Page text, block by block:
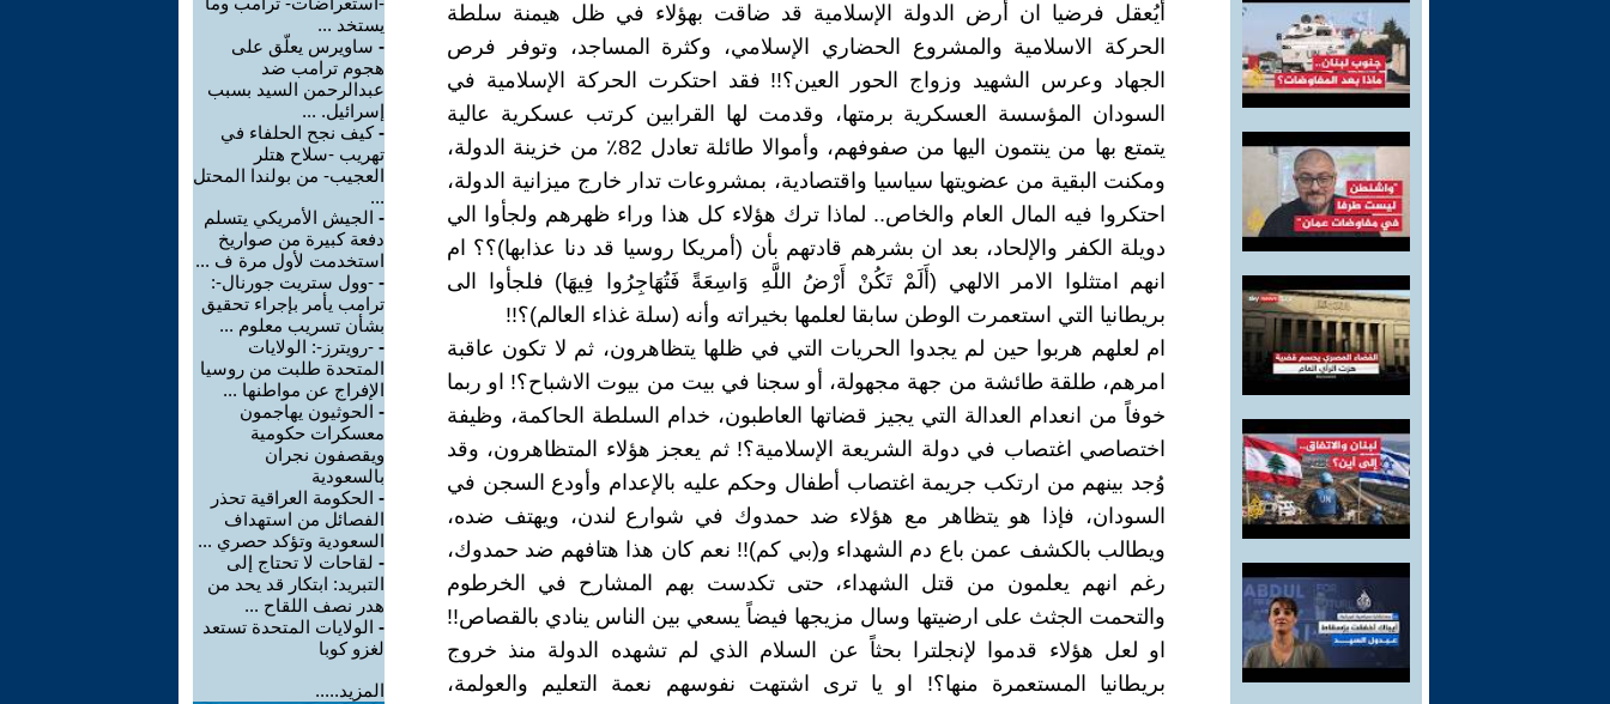
أيُعقل فرضيا ان أرض الدولة الإسلامية قد ضاقت بهؤلاء في ظل هيمنة سلطة
الحركة الاسلامية والمشروع الحضاري الإسلامي، وكثرة المساجد، وتوفر فرص
الجهاد وعرس الشهيد وزواج الحور العين؟!! فقد احتكرت الحركة الإسلامية في
السودان المؤسسة العسكرية برمتها، وقدمت لها القرابين كرتب عسكرية عالية
يتمتع بها من ينتمون اليها من صفوفهم، وأموالا طائلة تعادل 82٪ من خزينة الدولة،
ومكنت البقية من عضويتها سياسيا واقتصادية، بمشروعات تدار خارج ميزانية الدولة،
احتكروا فيه المال العام والخاص.. لماذا ترك هؤلاء كل هذا وراء ظهرهم ولجأوا الي
دويلة الكفر والإلحاد، بعد ان بشرهم قادتهم بأن (أمريكا روسيا قد دنا عذابها)؟؟ ام
انهم امتثلوا الامر الالهي (أَلَمْ تَكُنْ أَرْضُ اللَّهِ وَاسِعَةً فَتُهَاجِرُوا فِيهَا) فلجأوا الى
بريطانيا التي استعمرت الوطن سابقا لعلمها بخيراته وأنه (سلة غذاء العالم)؟!!
ام لعلهم هربوا حين لم يجدوا الحريات التي في ظلها يتظاهرون، ثم لا تكون عاقبة
امرهم، طلقة طائشة من جهة مجهولة، أو سجنا في بيت من بيوت الاشباح؟! او ربما
خوفاً من انعدام العدالة التي يجيز قضاتها العاطبون، خدام السلطة الحاكمة، وظيفة
اختصاصي اغتصاب في دولة الشريعة الإسلامية؟! ثم يعجز هؤلاء المتظاهرون، وقد
وُجد بينهم من ارتكب جريمة اغتصاب أطفال وحكم عليه بالإعدام وأودع السجن في
السودان، فإذا هو يتظاهر مع هؤلاء ضد حمدوك في شوارع لندن، ويهتف ضده،
ويطالب بالكشف عمن باع دم الشهداء و(بي كم)!! نعم كان هذا هتافهم ضد حمدوك،
رغم انهم يعلمون من قتل الشهداء، حتى تكدست بهم المشارح في الخرطوم
والتحمت الجثث على ارضيتها وسال مزيجها فيضاً يسعي بين الناس ينادي بالقصاص!!
او لعل هؤلاء قدموا لإنجلترا بحثاً عن السلام الذي لم تشهده الدولة منذ خروج
بريطانيا المستعمرة منها؟! او يا ترى اشتهت نفوسهم نعمة التعليم والعولمة،
يستخد ...
- ساويرس يعلّق على
هجوم ترامب ضد
عبدالرحمن السيد بسبب
إسرائيل. ...
-كيف نجح الحلفاء في
تهريب -سلاح هتلر
العجيب- من بولندا المحتل
...
- الجيش الأمريكي يتسلم
دفعة كبيرة من صواريخ
استخدمت لأول مرة ف ...
- -وول ستريت جورنال-:
ترامب يأمر بإجراء تحقيق
بشأن تسريب معلوم ...
- -رويترز-: الولايات
المتحدة طلبت من روسيا
الإفراج عن مواطنها ...
- الحوثيون يهاجمون
معسكرات حكومية
ويقصفون نجران
بالسعودية
- الحكومة العراقية تحذر
الفصائل من استهداف
السعودية وتؤكد حصري ...
- لقاحات لا تحتاج إلى
التبريد: ابتكار قد يحد من
هدر نصف اللقاح ...
- الولايات المتحدة تستعد
لغزو كوبا
المزيد.....